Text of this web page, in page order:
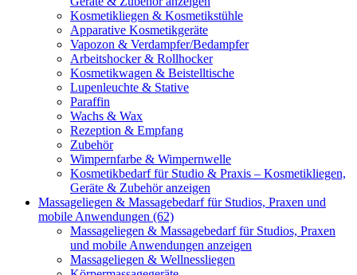
Kosmetikliegen & Kosmetikstühle
Apparative Kosmetikgeräte
Vapozon & Verdampfer/Bedampfer
Arbeitshocker & Rollhocker
Kosmetikwagen & Beistelltische
Lupenleuchte & Stative
Paraffin
Wachs & Wax
Rezeption & Empfang
Zubehör
Wimpernfarbe & Wimpernwelle
Kosmetikbedarf für Studio & Praxis – Kosmetikliegen,
Geräte & Zubehör anzeigen
Massageliegen & Massagebedarf für Studios, Praxen und
mobile Anwendungen (62)
Massageliegen & Massagebedarf für Studios, Praxen
und mobile Anwendungen anzeigen
Massageliegen & Wellnessliegen